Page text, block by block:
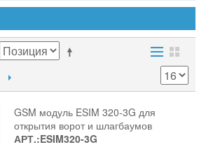
GSM модуль ESIM 320-3G для
открытия ворот и шлагбаумов
АРТ.:ESIM320-3G